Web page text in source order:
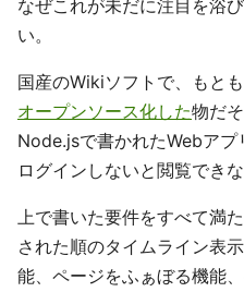
なぜこれが未だに注目を浴
い。
国産のWikiソフトで、もと
オープンソース化した物だそ
Node.jsで書かれたWebア
ログインしないと閲覧でき
上で書いた要件をすべて満
された順のタイムライン表
能、ページをふぁぼる機能